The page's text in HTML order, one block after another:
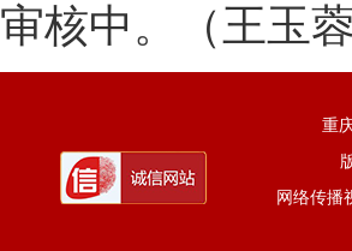
审核中。（王玉蓉
重
网络传播